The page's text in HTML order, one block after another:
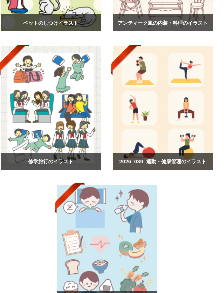
ペットのしつけイラスト アンティーク風の内装・料理のイラスト
修学旅行のイラスト 2026_039_運動・健康管理のイラスト